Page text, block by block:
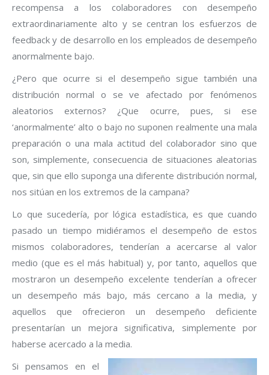
recompensa a los colaboradores con desempeño
extraordinariamente alto y se centran los esfuerzos de
feedback y de desarrollo en los empleados de desempeño
anormalmente bajo.
¿Pero que ocurre si el desempeño sigue también una
distribución normal o se ve afectado por fenómenos
aleatorios externos? ¿Que ocurre, pues, si ese
‘anormalmente’ alto o bajo no suponen realmente una mala
preparación o una mala actitud del colaborador sino que
son, simplemente, consecuencia de situaciones aleatorias
que, sin que ello suponga una diferente distribución normal,
nos sitúan en los extremos de la campana?
Lo que sucedería, por lógica estadística, es que cuando
pasado un tiempo midiéramos el desempeño de estos
mismos colaboradores, tenderían a acercarse al valor
medio (que es el más habitual) y, por tanto, aquellos que
mostraron un desempeño excelente tenderían a ofrecer
un desempeño más bajo, más cercano a la media, y
aquellos que ofrecieron un desempeño deficiente
presentarían un mejora significativa, simplemente por
haberse acercado a la media.
Si pensamos en el